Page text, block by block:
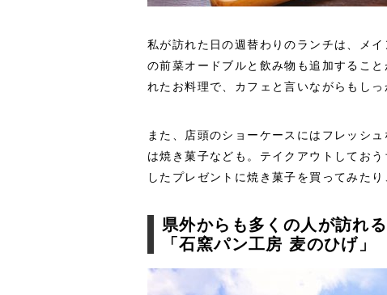
私が訪れた日の週替わりのランチは、メ
の前菜オードブルと飲み物も追加するこ
れたお料理で、カフェと言いながらもし
また、店頭のショーケースにはフレッシ
は焼き菓子なども。テイクアウトしてお
したプレゼントに焼き菓子を買ってみた
県外からも多くの人が訪れる
「石窯パン工房 麦のひげ」